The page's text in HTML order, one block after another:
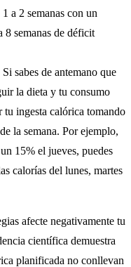
a 2 semanas con un
8 semanas de déficit
Si sabes de antemano que
la dieta y tu consumo
tu ingesta calórica tomando
la semana. Por ejemplo,
15% el jueves, puedes
calorías del lunes, martes
afecte negativamente tu
científica demuestra
planificada no conllevan